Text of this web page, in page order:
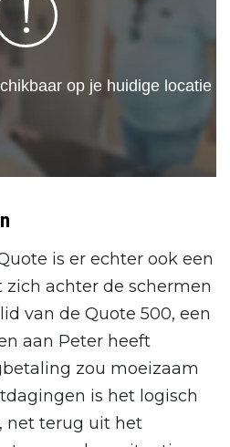
is er echter ook een
achter de schermen
van de Quote 500, een
aan Peter heeft
zou moeizaam
is het logisch
net terug uit het